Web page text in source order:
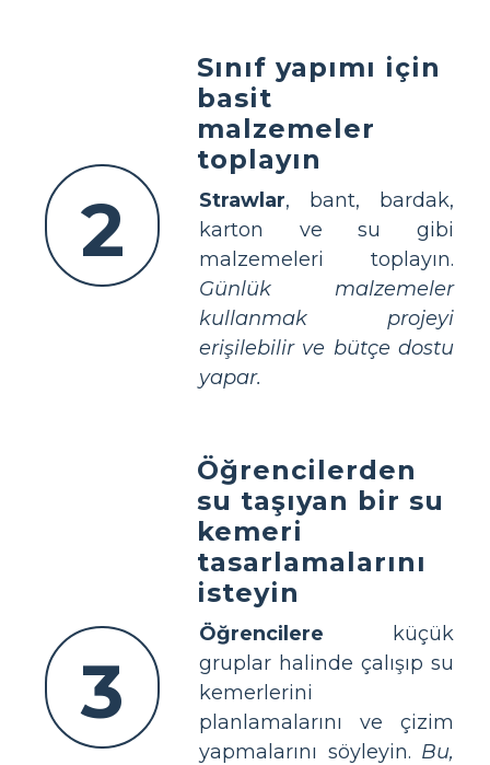
2
Sınıf yapımı için
basit
malzemeler
toplayın
Strawlar, bant, bardak,
karton ve su gibi
malzemeleri toplayın.
Günlük malzemeler
kullanmak projeyi
erişilebilir ve bütçe dostu
yapar.
3
Öğrencilerden
su taşıyan bir su
kemeri
tasarlamalarını
isteyin
Öğrencilere küçük
gruplar halinde çalışıp su
kemerlerini
planlamalarını ve çizim
yapmalarını söyleyin. Bu,